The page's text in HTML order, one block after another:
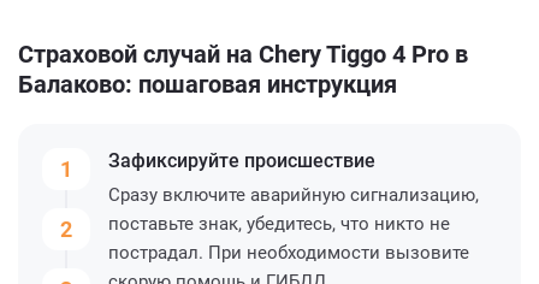
Страховой случай на Chery Tiggo 4 Pro в
Балаково: пошаговая инструкция
1
2
Зафиксируйте происшествие
Сразу включите аварийную сигнализацию,
поставьте знак, убедитесь, что никто не
пострадал. При необходимости вызовите